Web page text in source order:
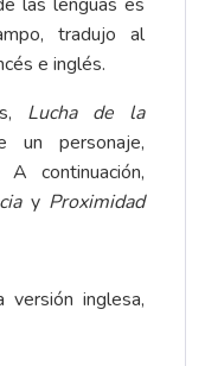
tradujo al
e inglés.
Lucha de la
un personaje,
continuación,
y Proximidad
versión inglesa,